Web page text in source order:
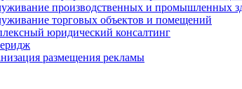
производственных и промышленных
торговых объектов и помещений
юридический консалтинг
размещения рекламы